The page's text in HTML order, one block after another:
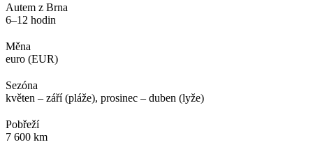
Autem z Brna
6–12 hodin
Měna
euro (EUR)
Sezóna
květen – září (pláže), prosinec – duben (lyže)
Pobřeží
7 600 km